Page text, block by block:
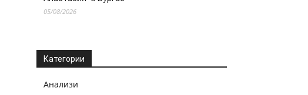
05/08/2026
Категории
Анализи